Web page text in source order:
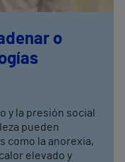
o
y la presión social
pueden
como la anorexia,
elevado y